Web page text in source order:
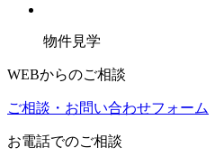
物件見学
WEBからのご相談
ご相談・お問い合わせフォーム
お電話でのご相談